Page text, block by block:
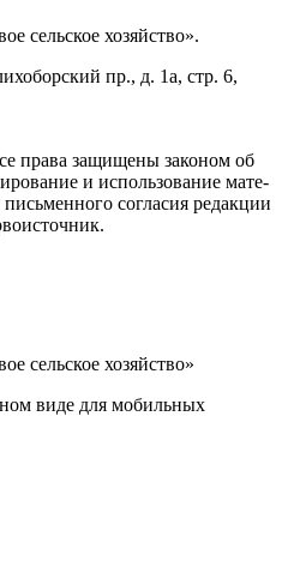
сель­ское хозяйство».
пр., д. 1а, стр. 6,
защи­ще­ны зако­ном об
и исполь­зо­ва­ние мате­
согла­сия редак­ции
сельское хозяйство»
виде для мобильных